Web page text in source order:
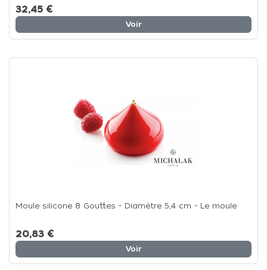
32,45 €
Voir
Moule silicone 8 Gouttes - Diamètre 5,4 cm - Le moule
20,83 €
Voir